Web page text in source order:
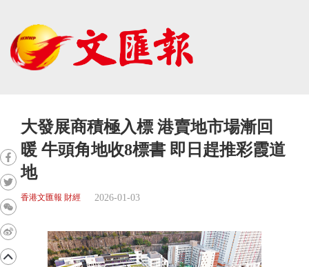
大發展商積極入標 港賣地市場漸回
暖 牛頭角地收8標書 即日趕推彩霞道
地
香港文匯報 財經 2026-01-03